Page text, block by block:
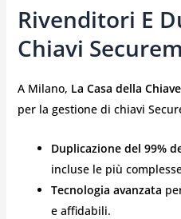
Rivenditori E
Chiavi
A Milano, La Casa della Chiave
per la gestione di chiavi
Duplicazione del 99%
incluse le più
Tecnologia avanzata
e affidabili.